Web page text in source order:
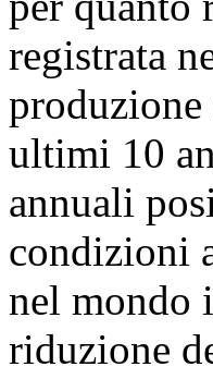
registrata
produzione
ultimi 10
annuali
condizioni
nel mondo
riduzione